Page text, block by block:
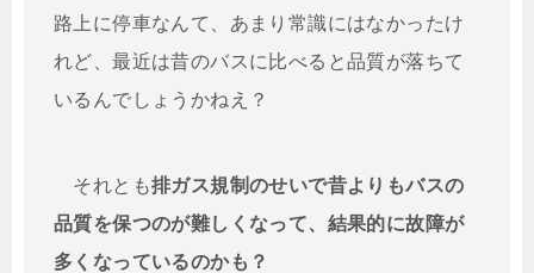
路上に停車なんて、あまり常識にはなかったけ
れど、最近は昔のバスに比べると品質が落ちて
いるんでしょうかねえ？
それとも排ガス規制のせいで昔よりもバスの
品質を保つのが難しくなって、結果的に故障が
多くなっているのかも？